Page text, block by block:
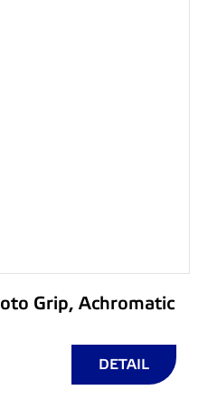
Grip, Achromatic
DETAIL